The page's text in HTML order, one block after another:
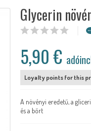
Glycerin
5,90 €
Loyalty points for this
A növényi eredetű, a
és a bőrt